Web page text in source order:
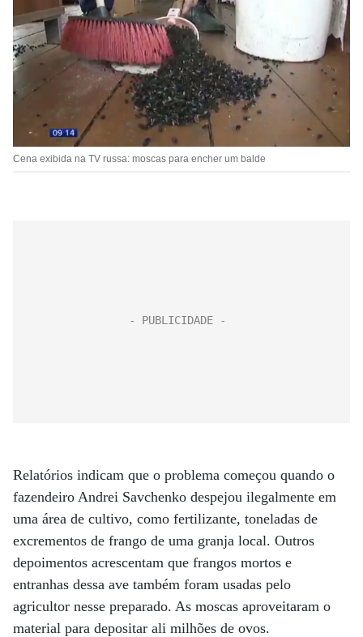
Cena exibida na TV russa: moscas para encher um balde
Relatórios indicam que o problema começou quando o
fazendeiro Andrei Savchenko despejou ilegalmente em
uma área de cultivo, como fertilizante, toneladas de
excrementos de frango de uma granja local. Outros
depoimentos acrescentam que frangos mortos e
entranhas dessa ave também foram usadas pelo
agricultor nesse preparado. As moscas aproveitaram o
material para depositar ali milhões de ovos.